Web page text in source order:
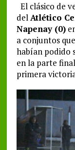
El clásico de
delAtlético
Napenay (0)
a conjuntos
habían podido
en la parte
primera